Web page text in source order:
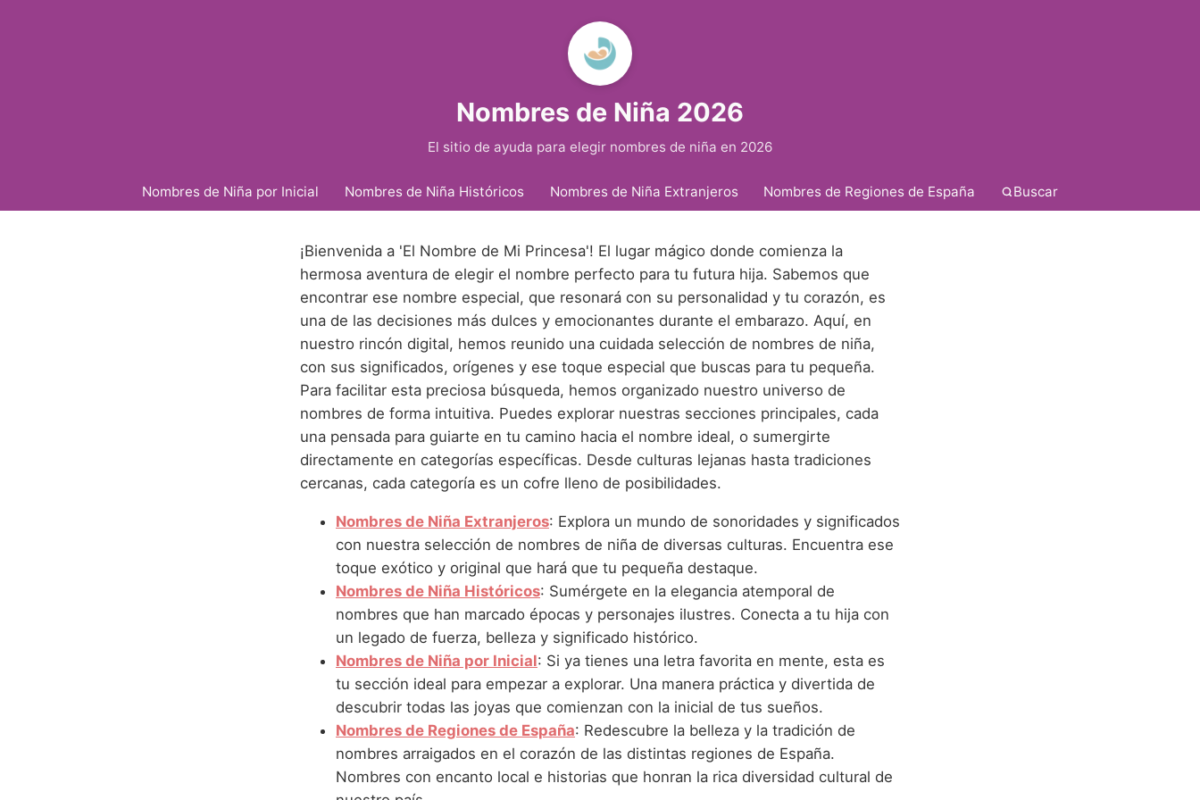
Nombres de Niña 2026
El sitio de ayuda para elegir nombres de niña en 2026
Nombres de Niña por Inicial Nombres de Niña Históricos Nombres de Niña Extranjeros Nombres de Regiones de España Buscar
¡Bienvenida a 'El Nombre de Mi Princesa'! El lugar mágico donde comienza la
hermosa aventura de elegir el nombre perfecto para tu futura hija. Sabemos que
encontrar ese nombre especial, que resonará con su personalidad y tu corazón, es
una de las decisiones más dulces y emocionantes durante el embarazo. Aquí, en
nuestro rincón digital, hemos reunido una cuidada selección de nombres de niña,
con sus significados, orígenes y ese toque especial que buscas para tu pequeña.
Para facilitar esta preciosa búsqueda, hemos organizado nuestro universo de
nombres de forma intuitiva. Puedes explorar nuestras secciones principales, cada
una pensada para guiarte en tu camino hacia el nombre ideal, o sumergirte
directamente en categorías específicas. Desde culturas lejanas hasta tradiciones
cercanas, cada categoría es un cofre lleno de posibilidades.
Nombres de Niña Extranjeros: Explora un mundo de sonoridades y significados
con nuestra selección de nombres de niña de diversas culturas. Encuentra ese
toque exótico y original que hará que tu pequeña destaque.
Nombres de Niña Históricos: Sumérgete en la elegancia atemporal de
nombres que han marcado épocas y personajes ilustres. Conecta a tu hija con
un legado de fuerza, belleza y significado histórico.
Nombres de Niña por Inicial: Si ya tienes una letra favorita en mente, esta es
tu sección ideal para empezar a explorar. Una manera práctica y divertida de
descubrir todas las joyas que comienzan con la inicial de tus sueños.
Nombres de Regiones de España: Redescubre la belleza y la tradición de
nombres arraigados en el corazón de las distintas regiones de España.
Nombres con encanto local e historias que honran la rica diversidad cultural de